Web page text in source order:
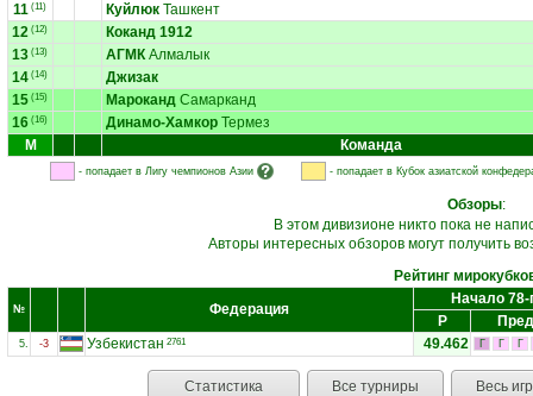
11 (11) Куйлюк Ташкент
12 (12)
Коканд 1912
13 (13) АГМК Алмалык
14 (14)
Джизак
15 (15) Мароканд Самарканд
16 (16) Динамо-Хамкор Термез
М
Команда
- попадает в Лигу чемпионов Азии - попадает в Кубок азиатской
Обзоры:
В этом дивизионе никто пока не
Авторы интересных обзоров могут получить
Рейтинг
№ Федерация
Начало 78-
Р
5. -3 Узбекистан 2761 49.462 Г Г Г
Статистика Все турниры Весь